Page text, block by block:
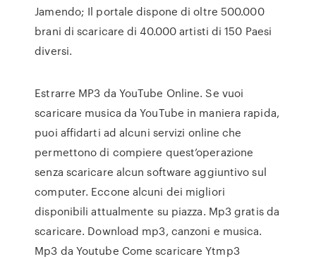
Jamendo; Il portale dispone di oltre 500.000
brani di scaricare di 40.000 artisti di 150 Paesi
diversi.
Estrarre MP3 da YouTube Online. Se vuoi
scaricare musica da YouTube in maniera rapida,
puoi affidarti ad alcuni servizi online che
permettono di compiere quest’operazione
senza scaricare alcun software aggiuntivo sul
computer. Eccone alcuni dei migliori
disponibili attualmente su piazza. Mp3 gratis da
scaricare. Download mp3, canzoni e musica.
Mp3 da Youtube Come scaricare Ytmp3